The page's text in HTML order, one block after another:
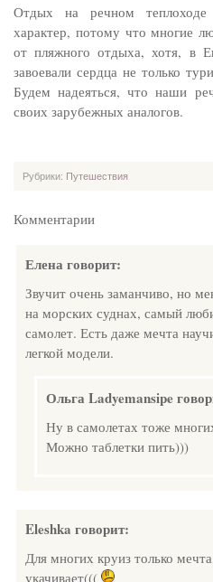
Отдых на речном теплоходе
характер, потому что многие
от пляжного отдыха, хотя, в
завоевали сердца не только
Будем надеяться, что наши
своих зарубежных аналогов.
Рубрики: Путешествия
Комментарии
Елена говорит:
Звучит очень заманчиво, но
на морских суднах, самый
самолет. Есть даже мечта
легкой модели.
Ольга Ladyemansipe
Ну в самолетах тоже
Можно таблетки пить)))
Eleshka говорит:
Для многих круиз только
укачивает(((